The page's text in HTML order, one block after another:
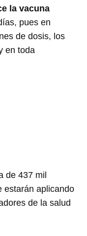
la vacuna
pues en
de dosis, los
en toda
de 437 mil
estarán aplicando
de la salud